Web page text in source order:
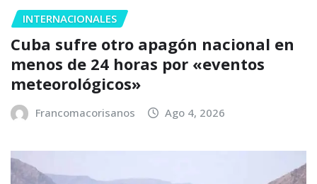
INTERNACIONALES
Cuba sufre otro apagón nacional en
menos de 24 horas por «eventos
meteorológicos»
Francomacorisanos Ago 4, 2026